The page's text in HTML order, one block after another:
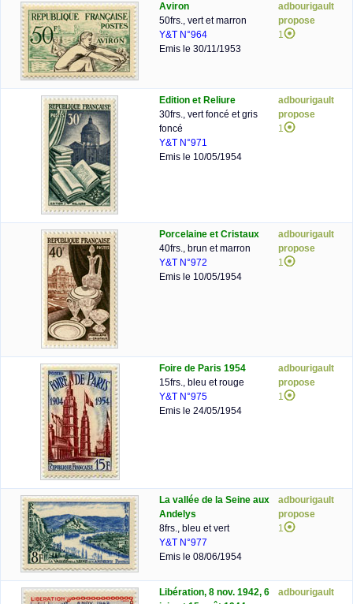
Aviron
50frs., vert et marron
Y&T N°964
Emis le 30/11/1953
adbourigault
propose
1
Edition et Reliure
30frs., vert foncé et gris
foncé
Y&T N°971
Emis le 10/05/1954
adbourigault
propose
1
Porcelaine et Cristaux
40frs., brun et marron
Y&T N°972
Emis le 10/05/1954
adbourigault
propose
1
Foire de Paris 1954
15frs., bleu et rouge
Y&T N°975
Emis le 24/05/1954
adbourigault
propose
1
La vallée de la Seine aux
Andelys
8frs., bleu et vert
Y&T N°977
Emis le 08/06/1954
adbourigault
propose
1
Libération, 8 nov. 1942, 6
adbourigault